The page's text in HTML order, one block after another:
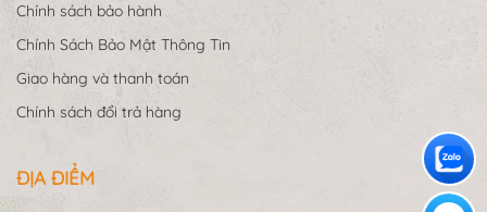
Chính sách bảo hành
Chính Sách Bảo Mật Thông Tin
Giao hàng và thanh toán
Chính sách đổi trả hàng
ĐỊA ĐIỂM